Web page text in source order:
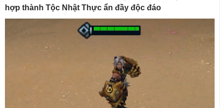
hợp thành Tộc Nhật Thực ẩn đầy độc đáo